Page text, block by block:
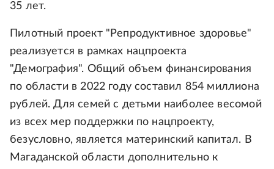
35 лет.
Пилотный проект "Репродуктивное здоровье"
реализуется в рамках нацпроекта
"Демография". Общий объем финансирования
по области в 2022 году составил 854 миллиона
рублей. Для семей с детьми наиболее весомой
из всех мер поддержки по нацпроекту,
безусловно, является материнский капитал. В
Магаданской области дополнительно к